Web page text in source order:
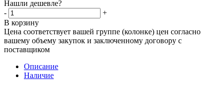
Нашли дешевле?
-
+
В корзину
Цена соответствует вашей группе (колонке) цен согласно
вашему объему закупок и заключенному договору с
поставщиком
Описание
Наличие